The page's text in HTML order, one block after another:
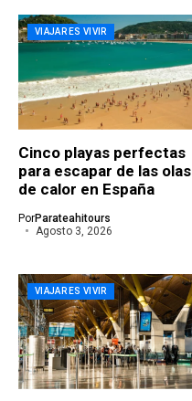
VIAJAR ES VIVIR
Cinco playas perfectas
para escapar de las olas
de calor en España
PorParateahitours
Agosto 3, 2026
VIAJAR ES VIVIR